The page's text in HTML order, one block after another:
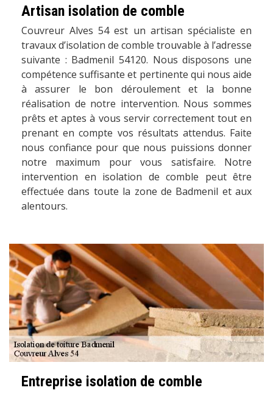
Artisan isolation de comble
Couvreur Alves 54 est un artisan spécialiste en
travaux d’isolation de comble trouvable à l’adresse
suivante : Badmenil 54120. Nous disposons une
compétence suffisante et pertinente qui nous aide
à assurer le bon déroulement et la bonne
réalisation de notre intervention. Nous sommes
prêts et aptes à vous servir correctement tout en
prenant en compte vos résultats attendus. Faite
nous confiance pour que nous puissions donner
notre maximum pour vous satisfaire. Notre
intervention en isolation de comble peut être
effectuée dans toute la zone de Badmenil et aux
alentours.
Entreprise isolation de comble